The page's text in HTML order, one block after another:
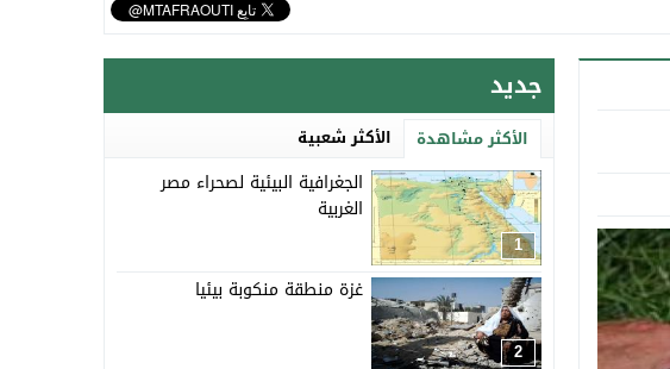
جديد
الأكثر مشاهدة الأكثر شعبية
1
الجغرافية البيئية لصحراء مصر
الغربية
2
غزة منطقة منكوبة بيئيا